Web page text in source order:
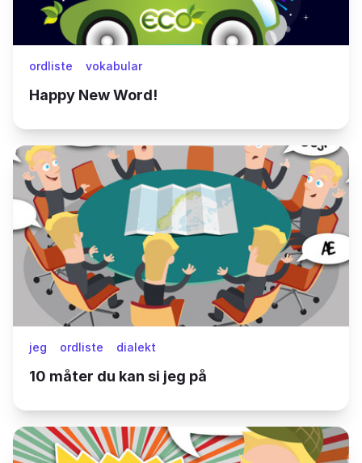
ordliste vokabular
Happy New Word!
jeg ordliste dialekt
10 måter du kan si jeg på